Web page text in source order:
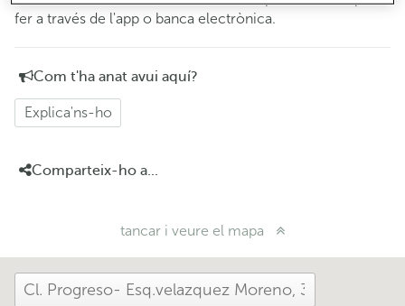
fer a través de l'app o banca electrònica.
Com t'ha anat avui aquí?
Explica'ns-ho
Comparteix-ho a...
tancar i veure el mapa